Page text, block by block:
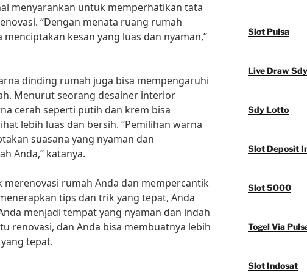
menyarankan untuk memperhatikan tata
“Dengan menata ruang rumah
menciptakan kesan yang luas dan nyaman,”
dinding rumah juga bisa mempengaruhi
Menurut seorang desainer interior
cerah seperti putih dan krem bisa
lebih luas dan bersih. “Pemilihan warna
suasana yang nyaman dan
Anda,” katanya.
merenovasi rumah Anda dan mempercantik
tips dan trik yang tepat, Anda
menjadi tempat yang nyaman dan indah
renovasi, dan Anda bisa membuatnya lebih
tepat.
Slot Pulsa
Live Draw Sdy
Sdy Lotto
Slot Deposit
Slot 5000
Togel Via
Slot Indosat